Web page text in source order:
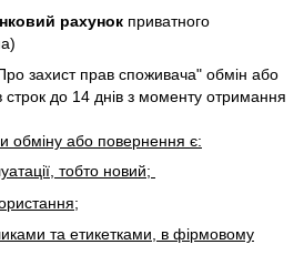
рахунок приватного
захист прав споживача" обмін або
до 14 днів з моменту отримання
обміну або повернення є:
тобто новий;
та етикетками, в фірмовому